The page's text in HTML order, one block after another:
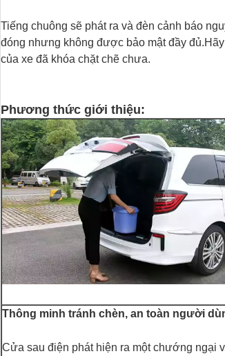
Tiếng chuông sẽ phát ra và đèn cảnh báo
đóng nhưng không được bảo mật đầy
của xe đã khóa chặt chẽ chưa.
Phương thức giới thiệu:
Thông minh tránh chèn, an toàn người
Cửa sau điện phát hiện ra một chướng ngại